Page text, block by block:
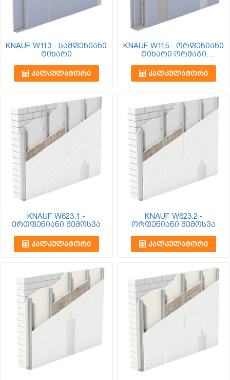
KNAUF W113 - სამფენიანი
ტიხარი
ᲙᲐᲚᲙᲣᲚᲐᲢᲝᲠᲘ
KNAUF W115 - ორფენიანი
ტიხარი ორმაგი
ᲙᲐᲚᲙᲣᲚᲐᲢᲝᲠᲘ
KNAUF W623.1 -
ერთფენიანი შემოსვა
ᲙᲐᲚᲙᲣᲚᲐᲢᲝᲠᲘ
KNAUF W623.2 -
ორფენიანი შემოსვა
ᲙᲐᲚᲙᲣᲚᲐᲢᲝᲠᲘ